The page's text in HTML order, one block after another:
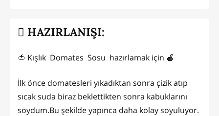
HAZIRLANIŞI:
🍅 Kışlık Domates Sosu hazırlamak için 🍎
İlk önce domatesleri yıkadıktan sonra çizik atıp
sıcak suda biraz beklettikten sonra kabuklarını
soydum.Bu şekilde yapınca daha kolay soyuluyor.